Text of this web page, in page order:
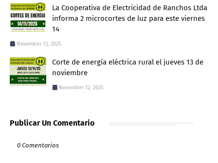
La Cooperativa de Electricidad de Ranchos Ltda
informa 2 microcortes de luz para este viernes
14
November 13, 2025
Corte de energía eléctrica rural el jueves 13 de
noviembre
November 12, 2025
Publicar Un Comentario
0 Comentarios